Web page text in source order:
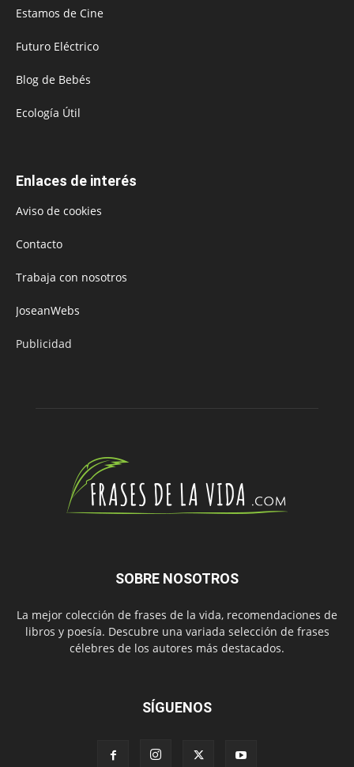
Estamos de Cine
Futuro Eléctrico
Blog de Bebés
Ecología Útil
Enlaces de interés
Aviso de cookies
Contacto
Trabaja con nosotros
JoseanWebs
Publicidad
SOBRE NOSOTROS
La mejor colección de frases de la vida, recomendaciones de
libros y poesía. Descubre una variada selección de frases
célebres de los autores más destacados.
SÍGUENOS